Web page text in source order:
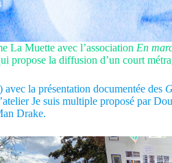
La Muette avec l’association En
propose la diffusion d’un court
la présentation documentée des
Je suis multiple proposé par
Drake.